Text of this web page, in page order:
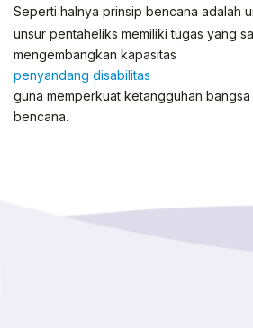
Seperti halnya prinsip bencana adalah
unsur pentaheliks memiliki tugas yang
mengembangkan kapasitas
penyandang disabilitas
guna memperkuat ketangguhan
bencana.